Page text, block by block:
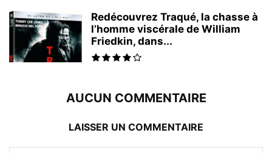
Redécouvrez Traqué, la chasse à
l’homme viscérale de William
Friedkin, dans...
AUCUN COMMENTAIRE
LAISSER UN COMMENTAIRE